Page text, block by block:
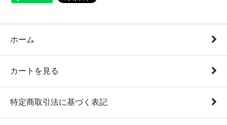
ホーム
カートを見る
特定商取引法に基づく表記